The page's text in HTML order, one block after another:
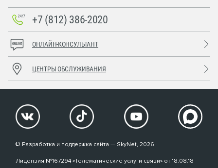
+7 (812) 386-2020
ОНЛАЙН-КОНСУЛЬТАНТ
ЦЕНТРЫ ОБСЛУЖИВАНИЯ
© Разработка и поддержка сайта — SkyNet, 2026
Лицензия №167294 «Телематические услуги связи» от 18.08.18